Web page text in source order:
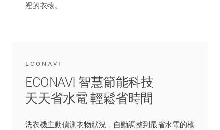
裡的衣物。
ECONAVI
ECONAVI 智慧節能科技
天天省水電 輕鬆省時間
洗衣機主動偵測衣物狀況，自動調整到最省水電的模